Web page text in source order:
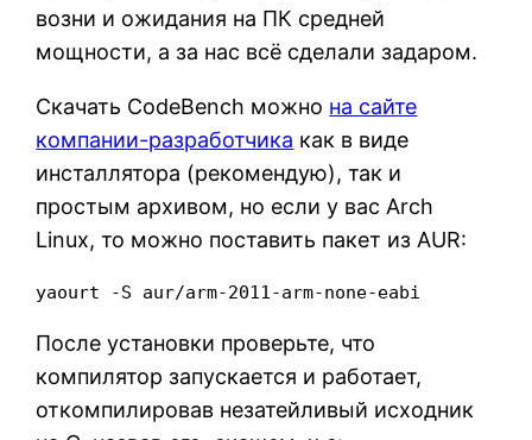
возни и ожидания на ПК средней
мощности, а за нас всё сделали задаром.
Скачать CodeBench можно на сайте
компании-разработчика как в виде
инсталлятора (рекомендую), так и
простым архивом, но если у вас Arch
Linux, то можно поставить пакет из AUR:
yaourt -S aur/arm-2011-arm-none-eabi
После установки проверьте, что
компилятор запускается и работает,
откомпилировав незатейливый исходник